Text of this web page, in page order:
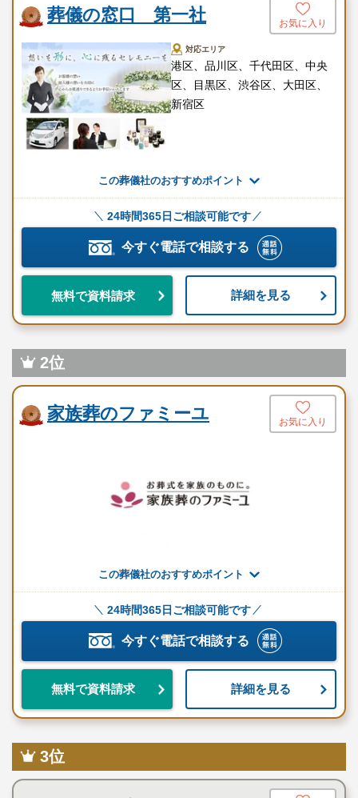
単なる施行業務にとどまらず、葬送の流れ全体を支えられるよう
努めていることもおすすめできるポイントです。
高い専門性と技術力を備えたスタッフ
公益社 東京本社のスタッフは、常にサービスの質を高める努力を
続けており、葬儀の現場で求められる高い技術と対応力を備えて
いることが魅力です。
お客様の要望を的確に汲み取り、丁寧に対応する姿勢が評価さ
葬儀は一度きりの大切な場であるからこそ、公益社はその責任を
重く受け止め、心に寄り添うホスピタリティ溢れるサービスの提
供を目指しています。
歴史と上場グループとしての信頼性
公益社 東京本社は、90年を超える歴史を有し、現在は東証プライ
ム上場の燦ホールディングス株式会社グループに所属していま
す。
この背景により、経営の透明性と信頼性が確保されており、葬儀
「まごころ葬儀を創造する」ことを全社的に掲げ、サービス品質
24時間365日受付（年中無休）
宗旨・宗派・規模にあわせて様々な葬儀に対応いたします。
葬儀の窓口 第一社 お気に入り
対応エリア
港区、品川区、千代田区、中央
区、目黒区、渋谷区、大田区、
新宿区
この葬儀社のおすすめポイント
24時間365日ご相談可能です
今すぐ電話で相談する
無料で資料請求 詳細を見る
2位
家族葬のファミーユ お気に入り
この葬儀社のおすすめポイント
24時間365日ご相談可能です
今すぐ電話で相談する
無料で資料請求 詳細を見る
3位